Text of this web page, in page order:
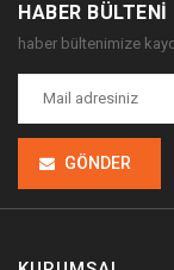
HABER BÜLTENI
haber bültenimize
GÖNDER